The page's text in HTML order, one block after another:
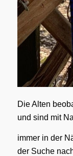
Die Alten
und sind mit
immer in der
der Suche